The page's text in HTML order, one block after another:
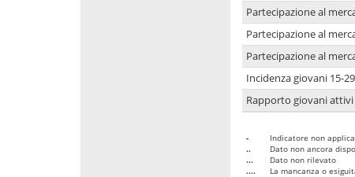
Partecipazione al
Partecipazione al
Partecipazione al
Incidenza giovani 15-
Rapporto giovani
-
Indicatore non
..
Dato non ancora
...
Dato non rilevato
....
La mancanza o